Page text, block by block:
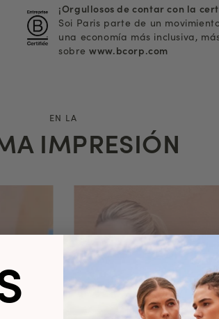
¡Orgullosos de contar con la
Soi Paris parte de un
una economía más inclusiva,
sobre www.bcorp.com
EN LA
IMPRESIÓN